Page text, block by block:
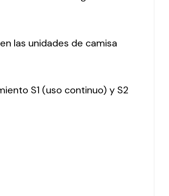
las unidades de camisa
S1 (uso continuo) y S2